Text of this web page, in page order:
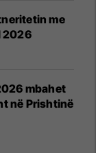
me
2026
mbahet
në Prishtinë